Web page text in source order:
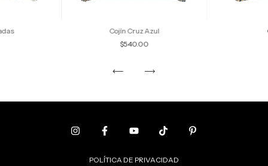
Cojín Cruz Azul
$540.00
POLÍTICA DE PRIVACIDAD